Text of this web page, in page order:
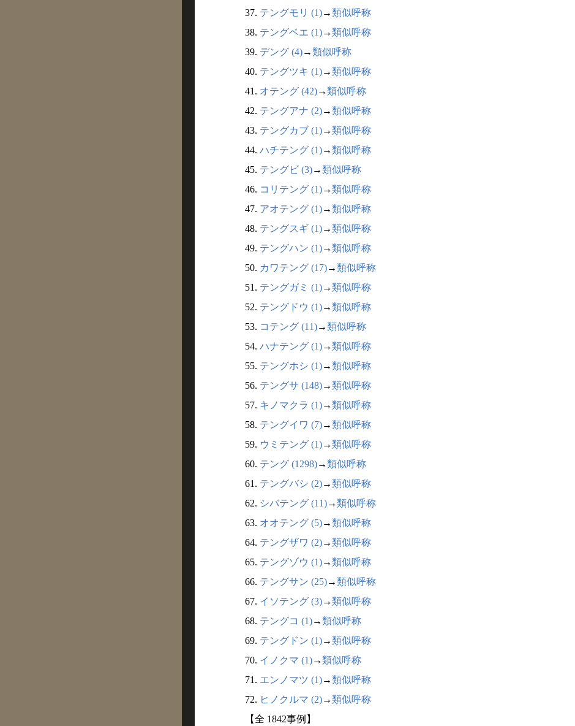
37. テングモリ (1)→類似呼称
38. テングベエ (1)→類似呼称
39. デング (4)→類似呼称
40. テングツキ (1)→類似呼称
41. オテング (42)→類似呼称
42. テングアナ (2)→類似呼称
43. テングカブ (1)→類似呼称
44. ハチテング (1)→類似呼称
45. テングビ (3)→類似呼称
46. コリテング (1)→類似呼称
47. アオテング (1)→類似呼称
48. テングスギ (1)→類似呼称
49. テングハン (1)→類似呼称
50. カワテング (17)→類似呼称
51. テングガミ (1)→類似呼称
52. テングドウ (1)→類似呼称
53. コテング (11)→類似呼称
54. ハナテング (1)→類似呼称
55. テングホシ (1)→類似呼称
56. テングサ (148)→類似呼称
57. キノマクラ (1)→類似呼称
58. テングイワ (7)→類似呼称
59. ウミテング (1)→類似呼称
60. テング (1298)→類似呼称
61. テングバシ (2)→類似呼称
62. シバテング (11)→類似呼称
63. オオテング (5)→類似呼称
64. テングザワ (2)→類似呼称
65. テングゾウ (1)→類似呼称
66. テングサン (25)→類似呼称
67. イソテング (3)→類似呼称
68. テングコ (1)→類似呼称
69. テングドン (1)→類似呼称
70. イノクマ (1)→類似呼称
71. エンノマツ (1)→類似呼称
72. ヒノクルマ (2)→類似呼称
【全 1842事例】